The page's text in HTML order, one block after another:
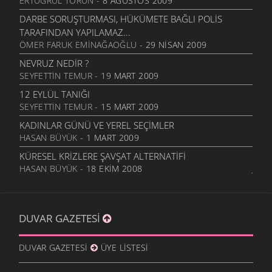
DARBE SORUŞTURMASI, HÜKÜMETE BAĞLI POLIS
TARAFINDAN YAPILAMAZ...
ÖMER FARUK EMINAĞAOĞLU - 29 NISAN 2009
NEVRUZ NEDIR ?
SEYFETTIN TEMUR- 19 MART 2009
12 EYLÜL TANIĞI
SEYFETTIN TEMUR- 15 MART 2009
KADINLAR GÜNÜ VE YEREL SEÇIMLER
HASAN BÜYÜK - 1 MART 2009
KÜRESEL KRIZLERE ŞAVŞAT ALTERNATIFI
HASAN BÜYÜK - 18 EKIM 2008
SIZ KIMI KANDIRIYORSUNUZ
DENIZ FENERI SÖNÜYOR MU?
HASAN BÜYÜK- 19 EYLÜL 2008
DUVAR GAZETESI
DUVAR GAZETESI ÜYE LISTESI